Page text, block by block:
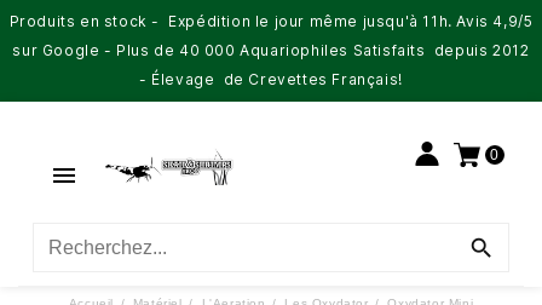
Produits en stock - Expédition le jour même jusqu'à 11h. Avis 4,9/5
sur Google - Plus de 40 000 Aquariophiles Satisfaits depuis 2012
- Élevage de Crevettes Français!

0
